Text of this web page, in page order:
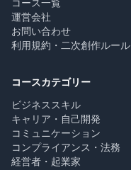
コース一覧
運営会社
お問い合わせ
利用規約・二次創作ルール
コースカテゴリー
ビジネススキル
キャリア・自己開発
コミュニケーション
コンプライアンス・法務
経営者・起業家